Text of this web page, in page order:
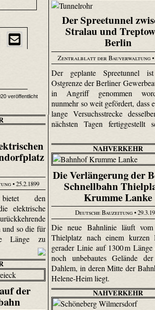
veröffentlicht
Der Spreetunnel
Stralau und
Berlin
Zentralblatt der Bauverwaltung•
Der geplante Spree­tunnel
Ostgrenze der Berliner
in Angriff genommen
nunmehr so weit gefördert, dass
lange Versuchsstrecke
nächsten Tagen fertiggestellt
• 25.2.1899
den
elektrische
und so die für
Länge zu
NAHVERKEHR
Die Verlängerung der
Schnellbahn
Krumme Lanke
Deutsche Bauzeitung•
Die neue Bahnlinie läuft
Thiel­platz nach einem kurzen
gerader Linie auf 1300 m
noch unbebautes Gelände
Dahlem, in deren Mitte der
Helene-Heim liegt.
der NAHVERKEHR